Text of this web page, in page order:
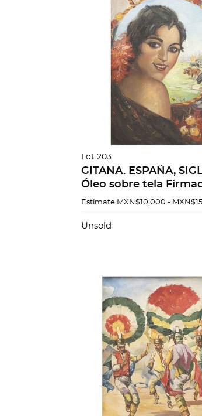
Lot 203
GITANA. ESPAÑA,
Óleo sobre tela
Ruano Llopis". 46 x 31
Estimate MXN$10,000 -
Unsold